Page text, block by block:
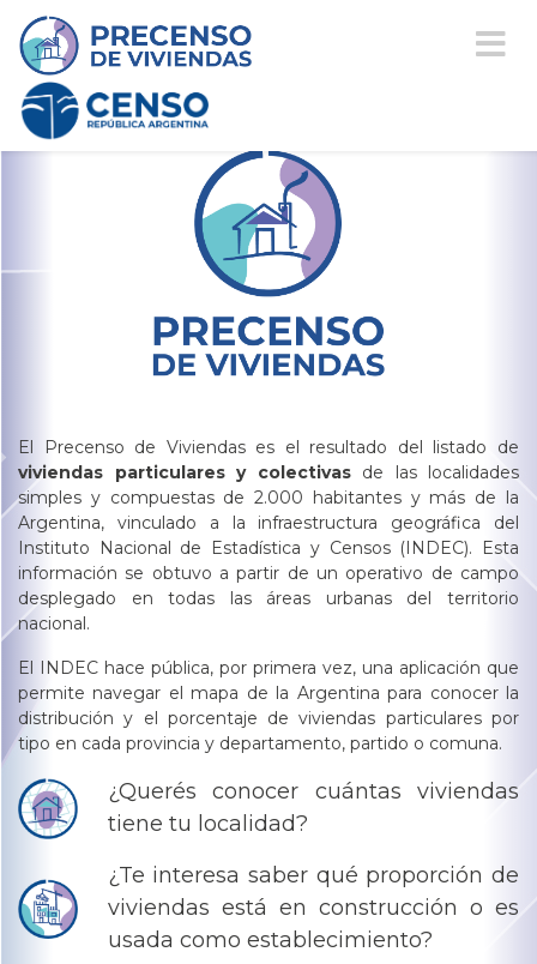
El Precenso de Viviendas es el resultado del listado de
viviendas particulares y colectivasde las localidades
simples y compuestas de 2.000 habitantes y más de la
Argentina, vinculado a la infraestructura geográfica del
Instituto Nacional de Estadística y Censos (INDEC). Esta
información se obtuvo a partir de un operativo de campo
desplegado en todas las áreas urbanas del territorio
nacional.
El INDEC hace pública, por primera vez, una aplicación que
permite navegar el mapa de la Argentina para conocer la
distribución y el porcentaje de viviendas particulares por
tipo en cada provincia y departamento, partido o comuna.
¿Querés conocer cuántas viviendas
tiene tu localidad?
¿Te interesa saber qué proporción de
viviendas está en construcción o es
usada como establecimiento?